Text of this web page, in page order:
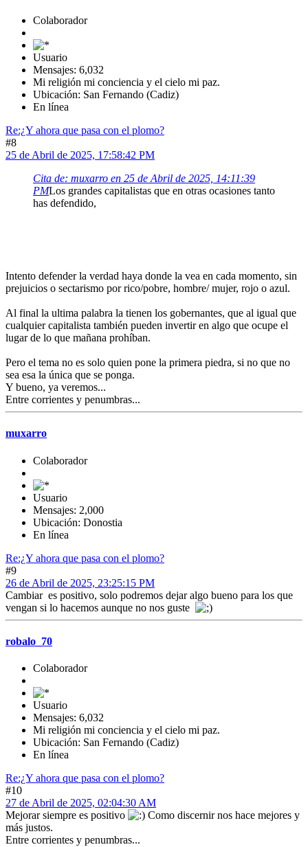
Colaborador
Usuario
Mensajes: 6,032
Mi religión mi conciencia y el cielo mi paz.
Ubicación: San Fernando (Cadiz)
En línea
Re:¿Y ahora que pasa con el plomo?
#8
25 de Abril de 2025, 17:58:42 PM
Cita de: muxarro en 25 de Abril de 2025, 14:11:39
PMLos grandes capitalistas que en otras ocasiones tanto
has defendido,
Intento defender la verdad haya donde la vea en cada momento, sin
prejuicios o sectarismo por rico/pobre, hombre/ mujer, rojo o azul.
Al final la ultima palabra la tienen los gobernantes, que al igual que
cualquier capitalista también pueden invertir en algo que ocupe el
lugar de lo que mañana prohíban.
Pero el tema no es solo quien pone la primera piedra, si no que no
sea esa la única que se ponga.
Y bueno, ya veremos...
Entre corrientes y penumbras...
muxarro
Colaborador
Usuario
Mensajes: 2,000
Ubicación: Donostia
En línea
Re:¿Y ahora que pasa con el plomo?
#9
26 de Abril de 2025, 23:25:15 PM
Cambiar es positivo, solo podremos dejar algo bueno para los que
vengan si lo hacemos aunque no nos guste
robalo_70
Colaborador
Usuario
Mensajes: 6,032
Mi religión mi conciencia y el cielo mi paz.
Ubicación: San Fernando (Cadiz)
En línea
Re:¿Y ahora que pasa con el plomo?
#10
27 de Abril de 2025, 02:04:30 AM
Mejorar siempre es positivo
Como discernir nos hace mejores y
más justos.
Entre corrientes y penumbras...